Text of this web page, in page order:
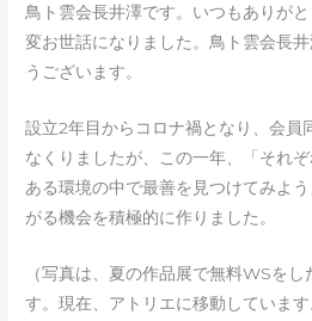
鳥ト雲会長井澤です。いつもありが
変お世話になりました。鳥ト雲会長
うございます。
設立2年目からコロナ禍となり、会員
なくりましたが、この一年、「それ
ある環境の中で最善を見つけてみよ
がる機会を積極的に作りました。
（写真は、夏の作品展で無料WSを
す。現在、アトリエに移動していま